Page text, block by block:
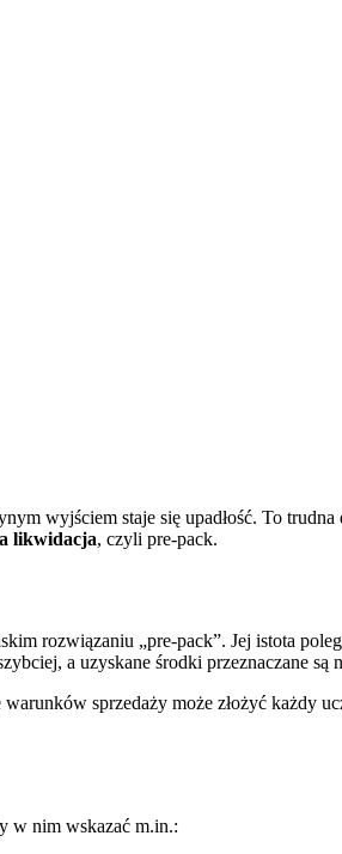
wyjściem staje się upadłość. To
likwidacja, czyli pre-pack.
rozwiązaniu „pre-pack”. Jej istota
a uzyskane środki przeznaczane są
sprzedaży może złożyć każdy
w nim wskazać m.in.: